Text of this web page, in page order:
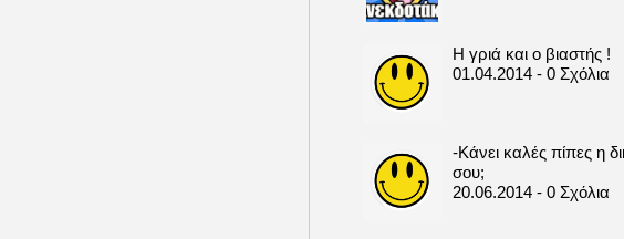
Η γριά και ο βιαστής !
01.04.2014 - 0 Σχόλια
-Κάνει καλές πίπες η
σου;
20.06.2014 - 0 Σχόλια